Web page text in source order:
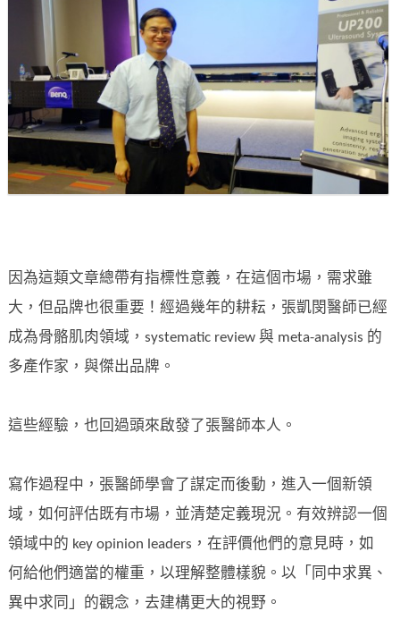
因為這類文章總帶有指標性意義，在這個市場，需求雖
大，但品牌也很重要！經過幾年的耕耘，張凱閔醫師已經
成為骨骼肌肉領域，systematic review 與 meta-analysis 的
多產作家，與傑出品牌。
這些經驗，也回過頭來啟發了張醫師本人。
寫作過程中，張醫師學會了謀定而後動，進入一個新領
域，如何評估既有市場，並清楚定義現況。有效辨認一個
領域中的 key opinion leaders，在評價他們的意見時，如
何給他們適當的權重，以理解整體樣貌。以「同中求異、
異中求同」的觀念，去建構更大的視野。